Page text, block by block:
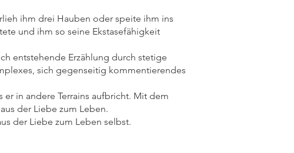
ihm drei Hauben oder speite ihm ins
und ihm so seine Ekstasefähigkeit
entstehende Erzählung durch stetige
sich gegenseitig kommentierendes
in andere Terrains aufbricht. Mit dem
der Liebe zum Leben.
der Liebe zum Leben selbst.